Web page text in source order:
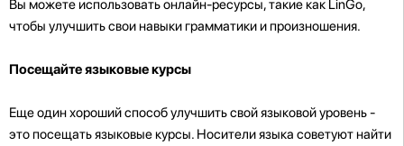
Вы можете использовать онлайн-ресурсы, такие как LinGo,
чтобы улучшить свои навыки грамматики и произношения.
Посещайте языковые курсы
Еще один хороший способ улучшить свой языковой уровень -
это посещать языковые курсы. Носители языка советуют найти